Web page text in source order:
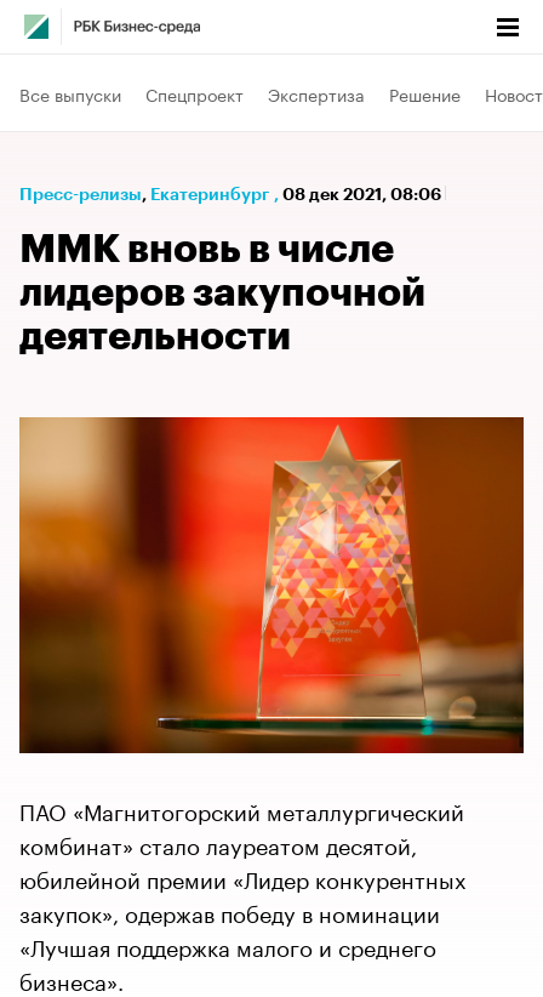
Все выпуски Спецпроект Экспертиза Решение
Пресс-релизы⁠, Екатеринбург , 08 дек 2021, 08:06
ММК вновь в числе
лидеров закупочной
деятельности
ПАО «Магнитогорский металлургический
комбинат» стало лауреатом десятой,
юбилейной премии «Лидер конкурентных
закупок», одержав победу в номинации
«Лучшая поддержка малого и среднего
бизнеса».